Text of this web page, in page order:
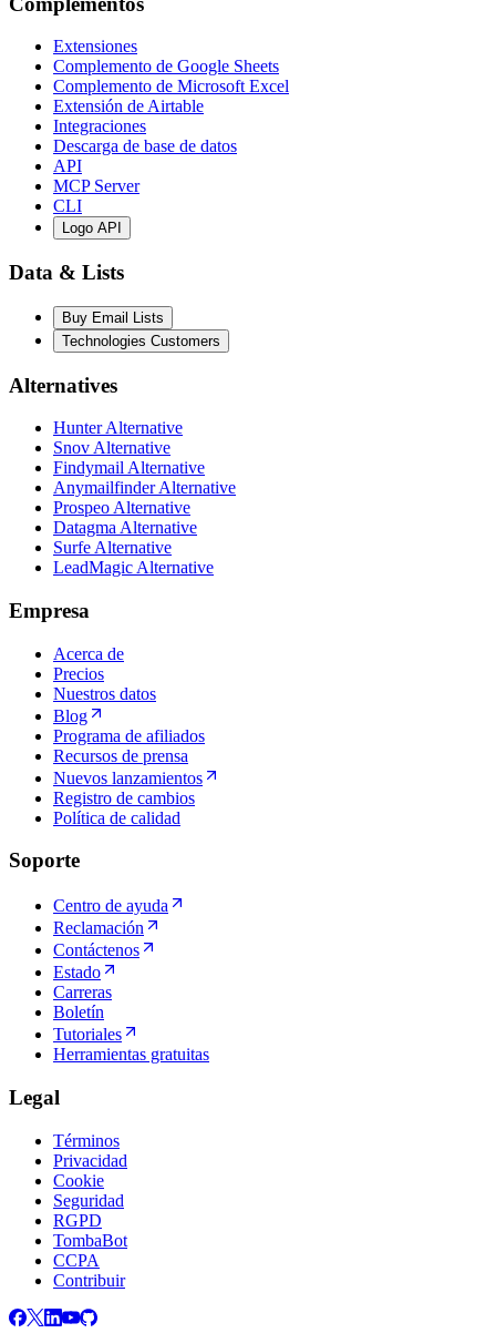
Extensiones
Complemento de Google Sheets
Complemento de Microsoft Excel
Extensión de Airtable
Integraciones
Descarga de base de datos
API
MCP Server
CLI
Logo API
Data & Lists
Buy Email Lists
Technologies Customers
Alternatives
Hunter Alternative
Snov Alternative
Findymail Alternative
Anymailfinder Alternative
Prospeo Alternative
Datagma Alternative
Surfe Alternative
LeadMagic Alternative
Empresa
Acerca de
Precios
Nuestros datos
Blog
Programa de afiliados
Recursos de prensa
Nuevos lanzamientos
Registro de cambios
Política de calidad
Soporte
Centro de ayuda
Reclamación
Contáctenos
Estado
Carreras
Boletín
Tutoriales
Herramientas gratuitas
Legal
Términos
Privacidad
Cookie
Seguridad
RGPD
TombaBot
CCPA
Contribuir